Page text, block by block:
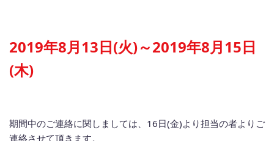
2019年8月13日(火)～2019年8月15日
(木)
期間中のご連絡に関しましては、16日(金)より担当の者よりご
連絡させて頂きます。